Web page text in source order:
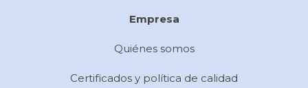
Empresa
Quiénes somos
Certificados y política de calidad